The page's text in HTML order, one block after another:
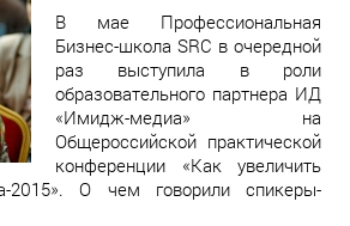
В мае Профессиональная
Бизнес-школа SRC в очередной
раз выступила в роли
образовательного партнера ИД
«Имидж-медиа» на
Общероссийской практической
конференции «Как увеличить
2015». О чем говорили спикеры-